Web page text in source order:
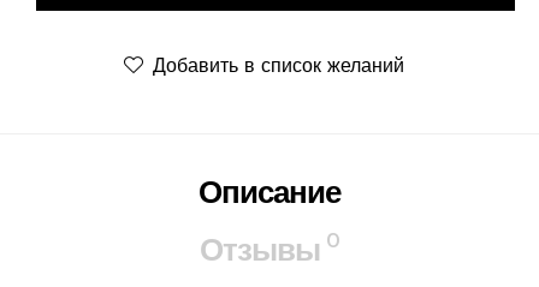
Добавить в список желаний
Описание
Отзывы 0